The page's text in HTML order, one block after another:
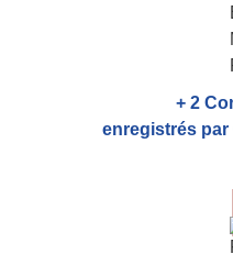
+ 2
enregistrés par